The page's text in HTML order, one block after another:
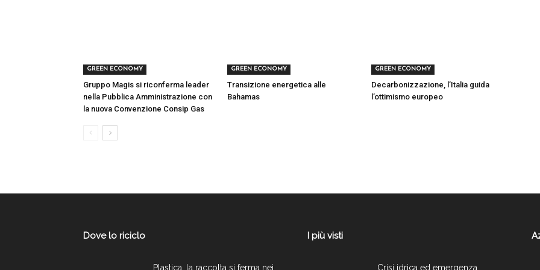
GREEN ECONOMY
Gruppo Magis si riconferma leader
nella Pubblica Amministrazione con
la nuova Convenzione Consip Gas
GREEN ECONOMY
Transizione energetica alle
Bahamas
GREEN ECONOMY
Decarbonizzazione, l’Italia guida
l’ottimismo europeo
Dove lo riciclo
Plastica, la raccolta si ferma nei
I più visti
Crisi idrica ed emergenza